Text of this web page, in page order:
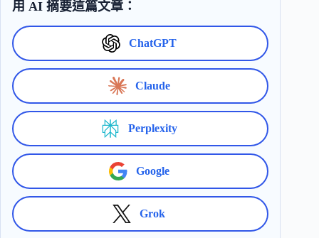
用 AI 摘要這篇文章：
ChatGPT
Claude
Perplexity
Google
Grok